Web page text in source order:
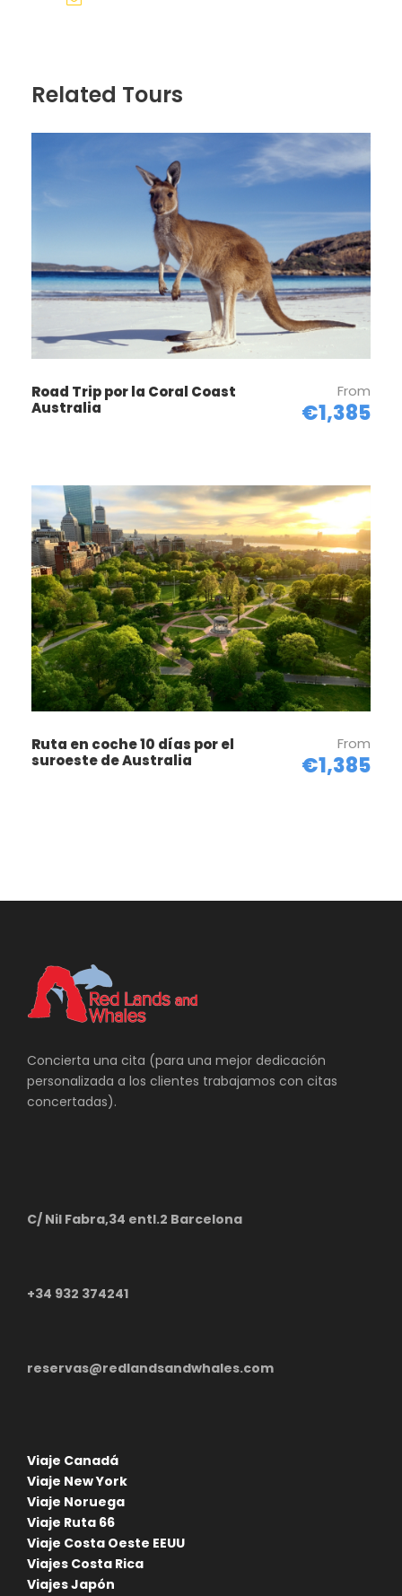
Fotos del Viaje en Carretera
por Adelaida Australia
Viajes a Medida Australia
Related Tours
Road Trip por la Coral Coast
Australia
From
€1,385
Ruta en coche 10 días por el
suroeste de Australia
From
€1,385
Concierta una cita (para una mejor dedicación
personalizada a los clientes trabajamos con citas
concertadas).
C/ Nil Fabra,34 entl.2 Barcelona
+34 932 374241
reservas@redlandsandwhales.com
Viaje Canadá
Viaje New York
Viaje Noruega
Viaje Ruta 66
Viaje Costa Oeste EEUU
Viajes Costa Rica
Viajes Japón